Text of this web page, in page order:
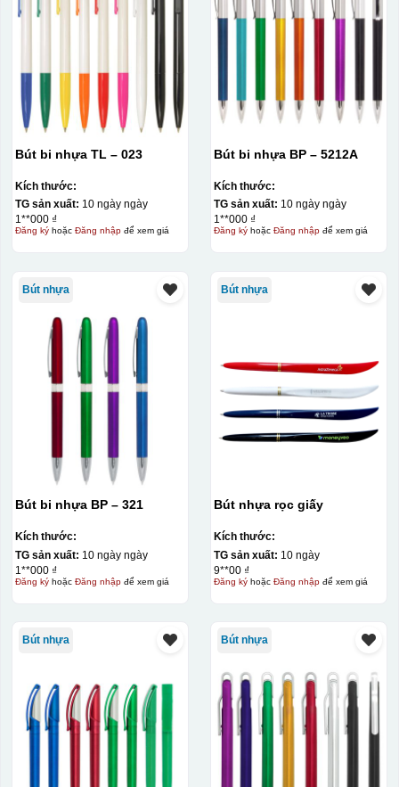
Chất liệu:
Nhựa
Bút bi nhựa TL – 023
Kích thước:
TG sản xuất: 10 ngày ngày
1**000 ₫
Đăng kýhoặc Đăng nhậpđể xem giá
Bút bi nhựa BP – 5212A
Kích thước:
TG sản xuất: 10 ngày ngày
1**000 ₫
Đăng kýhoặc Đăng nhậpđể xem giá
Bút nhựa
Bút bi nhựa BP – 321
Kích thước:
TG sản xuất: 10 ngày ngày
1**000 ₫
Đăng kýhoặc Đăng nhậpđể xem giá
Bút nhựa
Bút nhựa rọc giấy
Kích thước:
TG sản xuất: 10 ngày
9**00 ₫
Đăng kýhoặc Đăng nhậpđể xem giá
Bút nhựa Bút nhựa